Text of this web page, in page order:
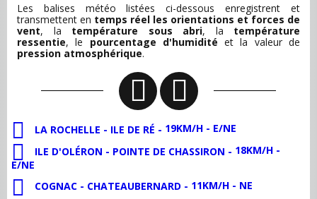
Les balises météo listées ci-dessous enregistrent et
transmettent en temps réel les orientations et forces de
vent, la température sous abri, la température
ressentie, le pourcentage d'humidité et la valeur de
pression atmosphérique.
LA ROCHELLE - ILE DE RÉ - 19KM/H - E/NE
ILE D'OLÉRON - POINTE DE CHASSIRON - 18KM/H -
E/NE
COGNAC - CHATEAUBERNARD - 11KM/H - NE